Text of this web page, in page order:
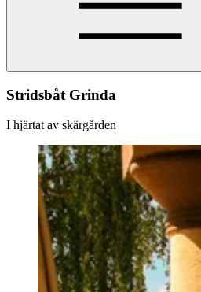
Stridsbåt Grinda
I hjärtat av skärgården